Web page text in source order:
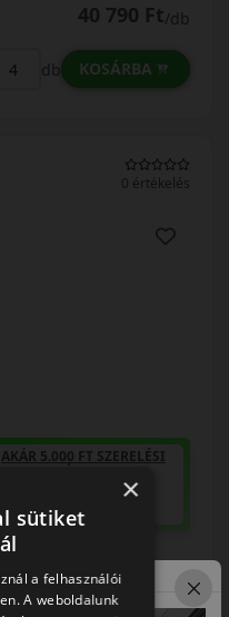
40 790 Ft/db
db KOSÁRBA
0 értékelés
AKÁR 5.000 FT SZERELÉSI
Használja a LENDÜLET
kuponkódot!
×
sütiket
a felhasználói
A weboldalunk